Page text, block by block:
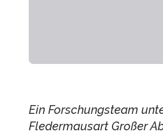
Ein Forschungsteam
Fledermausart Großer